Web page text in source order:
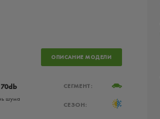
ОПИСАНИЕ МОДЕЛИ
70db
шума
СЕГМЕНТ:
СЕЗОН: